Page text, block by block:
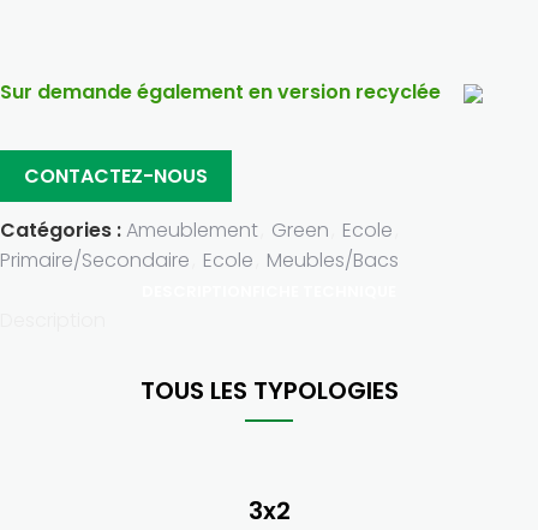
Sur demande également en version recyclée
CONTACTEZ-NOUS
Catégories :Ameublement Green Ecole
Primaire/Secondaire Ecole Meubles/Bacs
TOUS LES TYPOLOGIES
3x2